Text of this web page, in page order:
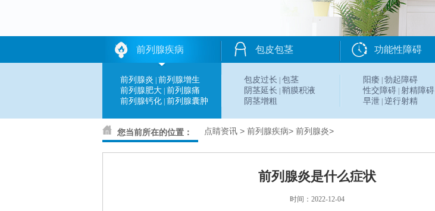
前列腺疾病 包皮包茎 功能性障碍
前列腺炎 | 前列腺增生
前列腺肥大 | 前列腺痛
前列腺钙化 | 前列腺囊肿
包皮过长 | 包茎
阴茎延长 | 鞘膜积液
阴茎增粗
阳痿 | 勃起障碍
性交障碍 | 射精障碍
早泄 | 逆行射精
您当前所在的位置： 点睛资讯 > 前列腺疾病> 前列腺炎>
前列腺炎是什么症状
时间：2022-12-04